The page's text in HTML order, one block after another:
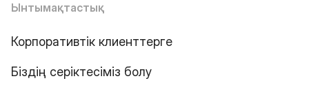
Ынтымақтастық
Корпоративтік клиенттерге
Біздің серіктесіміз болу